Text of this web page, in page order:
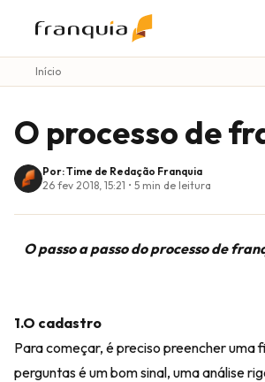
Início
O processo de
Por: Time de Redação Franquia
26 fev 2018, 15:21 • 5 min de leitura
O passo a passo do processo de
1.O cadastro
Para começar, é preciso preencher
perguntas é um bom sinal, uma análise